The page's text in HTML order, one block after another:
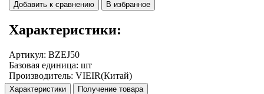
Добавить к сравнению
В избранное
Характеристики:
Артикул: BZEJ50
Базовая единица: шт
Производитель: VIEIR(Китай)
Характеристики Получение товара